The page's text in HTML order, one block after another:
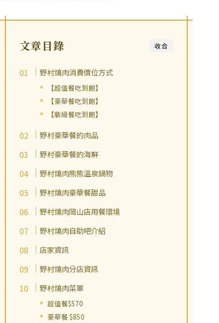
收合
文章目錄
野村燒肉消費價位方式
【超值餐吃到飽】
【豪華餐吃到飽】
【鼎級餐吃到飽】
野村豪華餐的肉品
野村豪華餐的海鮮
野村燒肉熊熊溫泉鍋物
野村燒肉豪華餐甜品
野村燒肉岡山店用餐環境
野村燒肉自助吧介紹
店家資訊
野村燒肉分店資訊
野村燒肉菜單
超值餐$570
豪華餐 $850